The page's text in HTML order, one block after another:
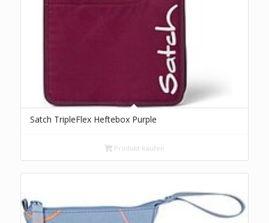
Satch TripleFlex Heftebox Purple
Produkt kaufen